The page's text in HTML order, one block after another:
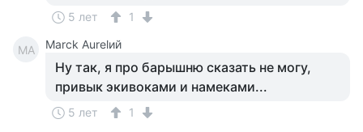
5 лет 1
MA Marck Aurelий
Ну так, я про барышню сказать не могу,
привык экивоками и намеками...
5 лет 1